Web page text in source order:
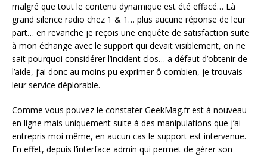
malgré que tout le contenu dynamique est été effacé… Là
grand silence radio chez 1 & 1… plus aucune réponse de leur
part… en revanche je reçois une enquête de satisfaction suite
à mon échange avec le support qui devait visiblement, on ne
sait pourquoi considérer l’incident clos… a défaut d’obtenir de
l’aide, j’ai donc au moins pu exprimer ô combien, je trouvais
leur service déplorable.
Comme vous pouvez le constater GeekMag.fr est à nouveau
en ligne mais uniquement suite à des manipulations que j’ai
entrepris moi même, en aucun cas le support est intervenue.
En effet, depuis l’interface admin qui permet de gérer son